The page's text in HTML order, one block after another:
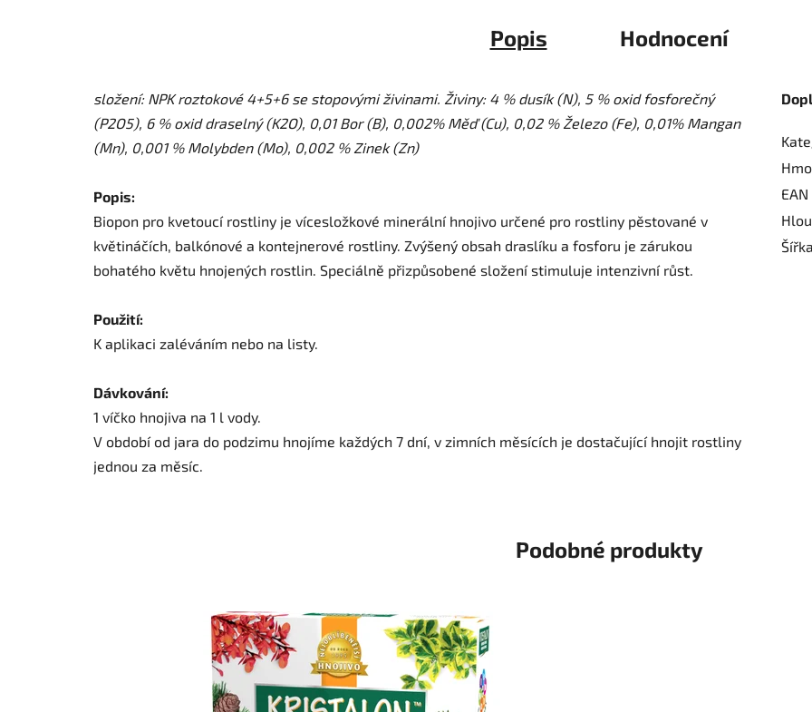
Popis Hodnocení
složení: NPK roztokové 4+5+6 se stopovými živinami. Živiny: 4 % dusík (N), 5 % oxid fosforečný
(P2O5), 6 % oxid draselný (K2O), 0,01 Bor (B), 0,002% Měď (Cu), 0,02 % Železo (Fe), 0,01% Mangan
(Mn), 0,001 % Molybden (Mo), 0,002 % Zinek (Zn)
Popis:
Biopon pro kvetoucí rostliny je vícesložkové minerální hnojivo určené pro rostliny pěstované v
květináčích, balkónové a kontejnerové rostliny. Zvýšený obsah draslíku a fosforu je zárukou
bohatého květu hnojených rostlin. Speciálně přizpůsobené složení stimuluje intenzivní růst.
Použití:
K aplikaci zaléváním nebo na listy.
Dávkování:
1 víčko hnojiva na 1 l vody.
V období od jara do podzimu hnojíme každých 7 dní, v zimních měsících je dostačující hnojit rostliny
jednou za měsíc.
EAN
Šířka
Podobné produkty